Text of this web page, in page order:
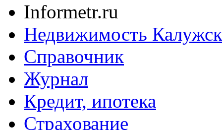
Informetr.ru
Недвижимость
Справочник
Журнал
Кредит, ипотека
Страхование